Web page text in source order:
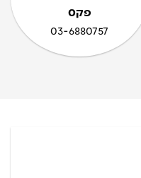
פקס
03-6880757